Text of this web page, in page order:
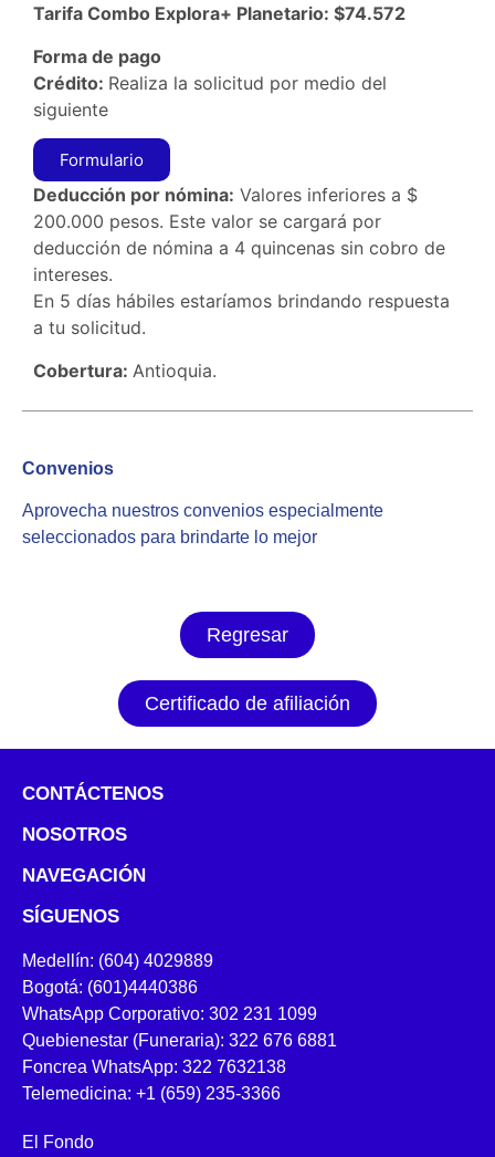
Tarifa Combo Explora+ Planetario: $74.572
Forma de pago
Crédito: Realiza la solicitud por medio del
siguiente
Formulario
Deducción por nómina: Valores inferiores a $
200.000 pesos. Este valor se cargará por
deducción de nómina a 4 quincenas sin cobro de
intereses.
En 5 días hábiles estaríamos brindando respuesta
a tu solicitud.
Cobertura: Antioquia.
Convenios
Aprovecha nuestros convenios especialmente
seleccionados para brindarte lo mejor
Regresar
Certificado de afiliación
CONTÁCTENOS
NOSOTROS
NAVEGACIÓN
SÍGUENOS
Medellín: (604) 4029889
Bogotá: (601)4440386
WhatsApp Corporativo: 302 231 1099
Quebienestar (Funeraria): 322 676 6881
Foncrea WhatsApp: 322 7632138
Telemedicina: +1 (659) 235-3366
El Fondo